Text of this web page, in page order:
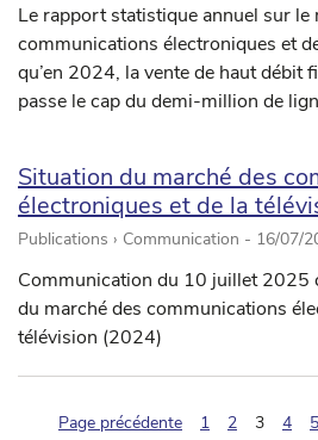
Le rapport statistique annuel sur le
communications électroniques et
qu’en 2024, la vente de haut débit
passe le cap du demi-million de
Situation du marché des
électroniques et de la
Publications › Communication - 16/07/
Communication du 10 juillet 2025
du marché des communications
télévision (2024)
Page précédente 1 2 3 4 5